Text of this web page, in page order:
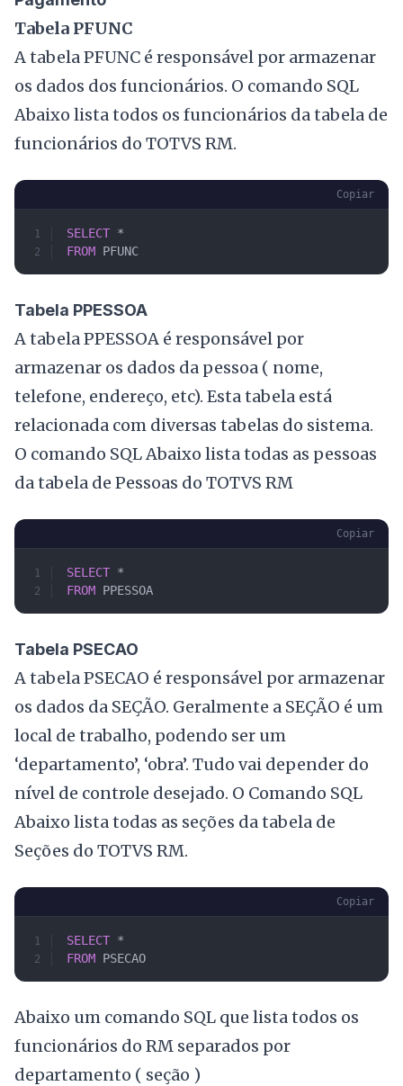
Tabela PFUNC
A tabela PFUNC é responsável por armazenar
os dados dos funcionários. O comando SQL
Abaixo lista todos os funcionários da tabela de
funcionários do TOTVS RM.
Copiar
SELECT *
FROM PFUNC
Tabela PPESSOA
A tabela PPESSOA é responsável por
armazenar os dados da pessoa ( nome,
telefone, endereço, etc). Esta tabela está
relacionada com diversas tabelas do sistema.
O comando SQL Abaixo lista todas as pessoas
da tabela de Pessoas do TOTVS RM
Copiar
SELECT *
FROM PPESSOA
Tabela PSECAO
A tabela PSECAO é responsável por armazenar
os dados da SEÇÃO. Geralmente a SEÇÃO é um
local de trabalho, podendo ser um
‘departamento’, ‘obra’. Tudo vai depender do
nível de controle desejado. O Comando SQL
Abaixo lista todas as seções da tabela de
Seções do TOTVS RM.
Copiar
SELECT *
FROM PSECAO
Abaixo um comando SQL que lista todos os
funcionários do RM separados por
departamento ( seção )